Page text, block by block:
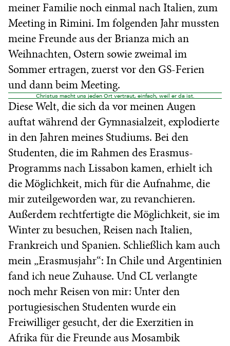
meiner Familie noch einmal nach Italien, zum
Meeting in Rimini. Im folgenden Jahr mussten
meine Freunde aus der Brianza mich an
Weihnachten, Ostern sowie zweimal im
Sommer ertragen, zuerst vor den GS-Ferien
und dann beim Meeting.
Christus macht uns jeden Ort vertraut, einfach, weil er da ist.
Diese Welt, die sich da vor meinen Augen
auftat während der Gymnasialzeit, explodierte
in den Jahren meines Studiums. Bei den
Studenten, die im Rahmen des Erasmus-
Programms nach Lissabon kamen, erhielt ich
die Möglichkeit, mich für die Aufnahme, die
mir zuteilgeworden war, zu revanchieren.
Außerdem rechtfertigte die Möglichkeit, sie im
Winter zu besuchen, Reisen nach Italien,
Frankreich und Spanien. Schließlich kam auch
mein „Erasmusjahr“: In Chile und Argentinien
fand ich neue Zuhause. Und CL verlangte
noch mehr Reisen von mir: Unter den
portugiesischen Studenten wurde ein
Freiwilliger gesucht, der die Exerzitien in
Afrika für die Freunde aus Mosambik